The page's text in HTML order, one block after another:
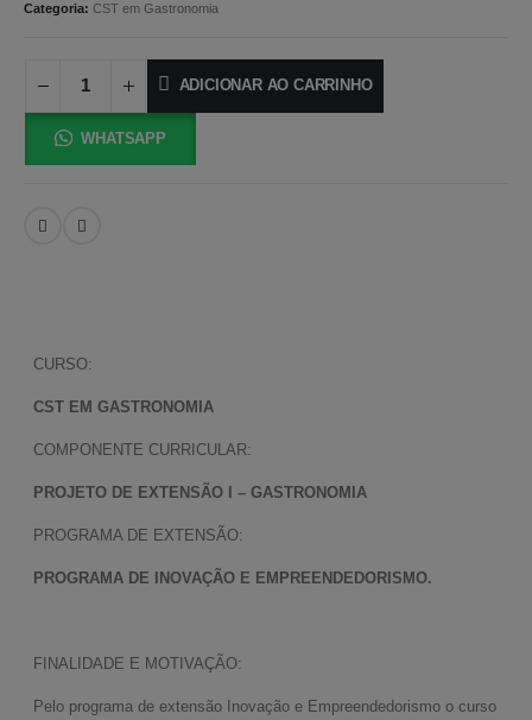
Categoria: CST em Gastronomia
ADICIONAR AO CARRINHO
WHATSAPP
CURSO:
CST EM GASTRONOMIA
COMPONENTE CURRICULAR:
PROJETO DE EXTENSÃO I – GASTRONOMIA
PROGRAMA DE EXTENSÃO:
PROGRAMA DE INOVAÇÃO E EMPREENDEDORISMO.
FINALIDADE E MOTIVAÇÃO:
Pelo programa de extensão Inovação e Empreendedorismo o curso